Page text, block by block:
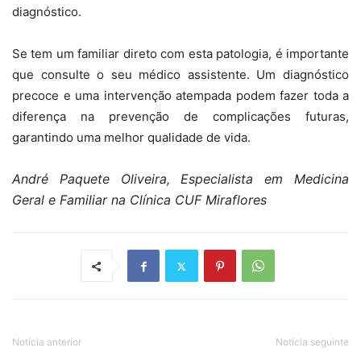
diagnóstico.
Se tem um familiar direto com esta patologia, é importante
que consulte o seu médico assistente. Um diagnóstico
precoce e uma intervenção atempada podem fazer toda a
diferença na prevenção de complicações futuras,
garantindo uma melhor qualidade de vida.
André Paquete Oliveira,Especialista em Medicina
Geral e Familiar na Clínica CUF Miraflores
Notícia anterior Notícia seguinte